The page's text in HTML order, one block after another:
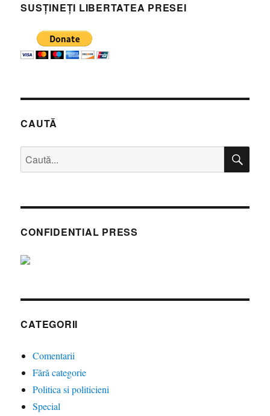
SUSȚINEȚI LIBERTATEA PRESEI
CAUTĂ
Caută
după:
CONFIDENTIAL PRESS
CATEGORII
Comentarii
Fără categorie
Politica si politicieni
Special